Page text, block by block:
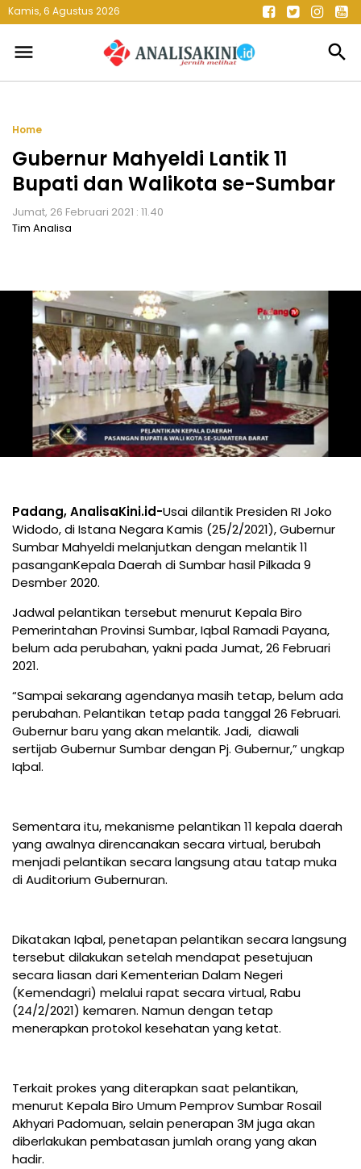
Kamis, 6 Agustus 2026
menu search
Home
Gubernur Mahyeldi Lantik 11
Bupati dan Walikota se-Sumbar
Jumat, 26 Februari 2021 : 11.40
Tim Analisa
Padang, AnalisaKini.id-Usai dilantik Presiden RI Joko
Widodo, di Istana Negara Kamis (25/2/2021), Gubernur
Sumbar Mahyeldi melanjutkan dengan melantik 11
pasanganKepala Daerah di Sumbar hasil Pilkada 9
Desmber 2020.
Jadwal pelantikan tersebut menurut Kepala Biro
Pemerintahan Provinsi Sumbar, Iqbal Ramadi Payana,
belum ada perubahan, yakni pada Jumat, 26 Februari
2021.
“Sampai sekarang agendanya masih tetap, belum ada
perubahan. Pelantikan tetap pada tanggal 26 Februari.
Gubernur baru yang akan melantik. Jadi, diawali
sertijab Gubernur Sumbar dengan Pj. Gubernur,” ungkap
Iqbal.
Sementara itu, mekanisme pelantikan 11 kepala daerah
yang awalnya direncanakan secara virtual, berubah
menjadi pelantikan secara langsung atau tatap muka
di Auditorium Gubernuran.
Dikatakan Iqbal, penetapan pelantikan secara langsung
tersebut dilakukan setelah mendapat pesetujuan
secara liasan dari Kementerian Dalam Negeri
(Kemendagri) melalui rapat secara virtual, Rabu
(24/2/2021) kemaren. Namun dengan tetap
menerapkan protokol kesehatan yang ketat.
Terkait prokes yang diterapkan saat pelantikan,
menurut Kepala Biro Umum Pemprov Sumbar Rosail
Akhyari Padomuan, selain penerapan 3M juga akan
diberlakukan pembatasan jumlah orang yang akan
hadir.